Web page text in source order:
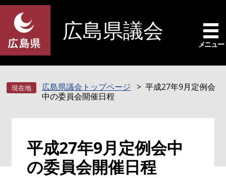
ペ
先
頭
す
メ
を
飛
し
広島県議会
メニュー
広島県議会トップページ
平成27年9月定例会
中の委員会開催日程
平成27年9月定例会中
の委員会開催日程